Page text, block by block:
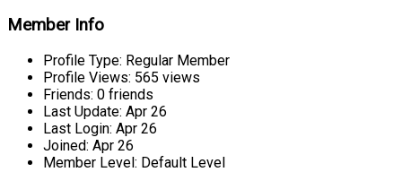
Member Info
Profile Type: Regular Member
Profile Views: 565 views
Friends: 0 friends
Last Update: Apr 26
Last Login: Apr 26
Joined: Apr 26
Member Level: Default Level